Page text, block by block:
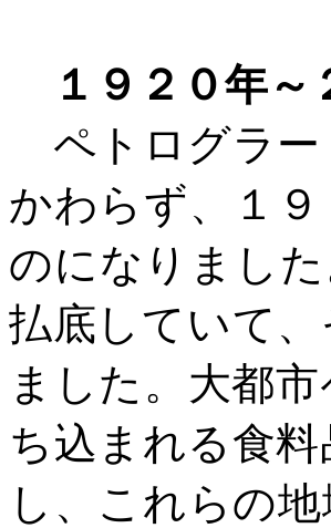
１９２０年
ペトログラ
かわらず、１
のになりまし
払底していて
ました。大都
ち込まれる食
し、これらの